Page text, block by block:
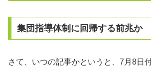
集団指導体制に回帰する前兆か
さて、いつの記事かというと、7月8日